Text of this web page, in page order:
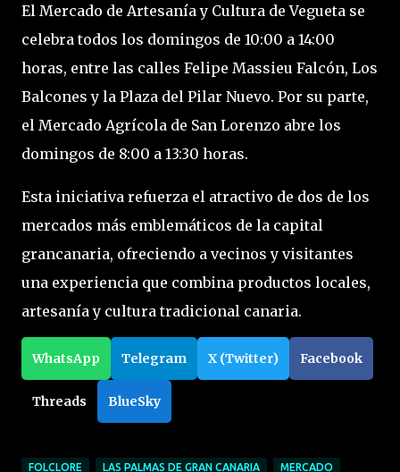
El Mercado de Artesanía y Cultura de Vegueta se
celebra todos los domingos de 10:00 a 14:00
horas, entre las calles Felipe Massieu Falcón, Los
Balcones y la Plaza del Pilar Nuevo. Por su parte,
el Mercado Agrícola de San Lorenzo abre los
domingos de 8:00 a 13:30 horas.
Esta iniciativa refuerza el atractivo de dos de los
mercados más emblemáticos de la capital
grancanaria, ofreciendo a vecinos y visitantes
una experiencia que combina productos locales,
artesanía y cultura tradicional canaria.
WhatsApp Telegram X (Twitter) Facebook
Threads BlueSky
FOLCLORE LAS PALMAS DE GRAN CANARIA MERCADO